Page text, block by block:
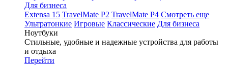
Для бизнеса
Extensa 15 TravelMate P2 TravelMate P4 Смотреть еще
Ультратонкие Игровые Классические Для бизнеса
Ноутбуки
Стильные, удобные и надежные устройства для работы
и отдыха
Перейти